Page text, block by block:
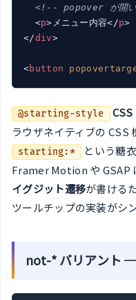
<!-- popover が開
<p> メニュー内容</p>
</div>
<button
@starting-style CSS
ラウザネイティブの
starting:*
という糖
Framer Motion や GSAP
イグジット遷移が書ける
ツールチップの実装がシ
not-* バリアント